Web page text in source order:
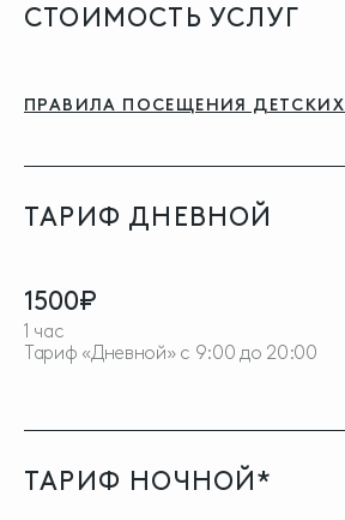
СТОИМОСТЬ УСЛУГ
ПРАВИЛА ПОСЕЩЕНИЯ
ТАРИФ ДНЕВНОЙ
1500₽
1 час
Тариф «Дневной» с 9:00 до 20:00
ТАРИФ НОЧНОЙ*